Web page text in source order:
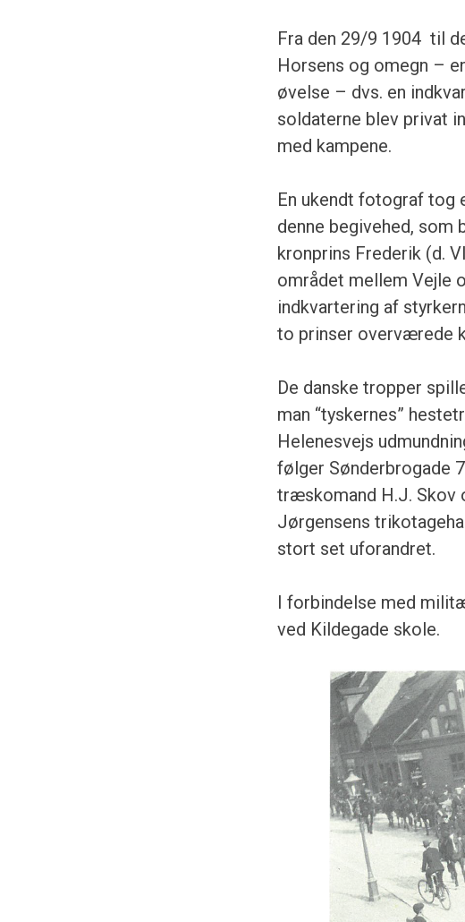
Fra den 29/9 1904 til
Horsens og omegn –
øvelse – dvs. en
soldaterne blev privat
med kampene.
En ukendt fotograf tog
denne begivehed,
kronprins Frederik (d.
området mellem Vejle
indkvartering af
to prinser overværede
De danske tropper
man “tyskernes”
Helenesvejs
følger Sønderbrogade
træskomand H.J. Skov
Jørgensens
stort set uforandret.
I forbindelse med
ved Kildegade skole.